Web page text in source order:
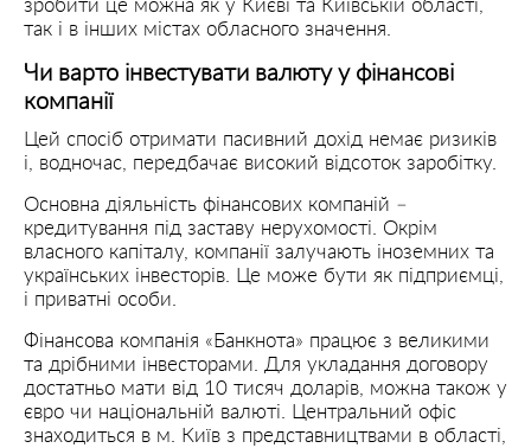
зробити це можна як у Києві та Київській області,
так і в інших містах обласного значення.
Чи варто інвестувати валюту у фінансові
компанії
Цей спосіб отримати пасивний дохід немає ризиків
і, водночас, передбачає високий відсоток заробітку.
Основна діяльність фінансових компаній –
кредитування під заставу нерухомості. Окрім
власного капіталу, компанії залучають іноземних та
українських інвесторів. Це може бути як підприємці,
і приватні особи.
Фінансова компанія «Банкнота» працює з великими
та дрібними інвесторами. Для укладання договору
достатньо мати від 10 тисяч доларів, можна також у
євро чи національній валюті. Центральний офіс
знаходиться в м. Київ з представництвами в області,